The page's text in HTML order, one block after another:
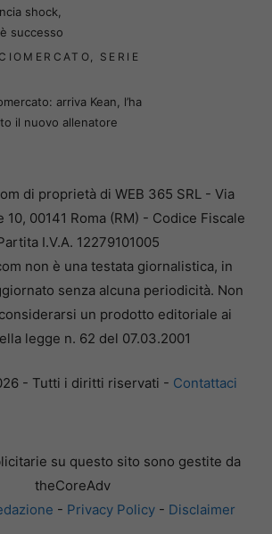
shock,
successo
, SERIE
arriva Kean, l’ha
il nuovo allenatore
di proprietà di WEB 365 SRL - Via
10, 00141 Roma (RM) - Codice Fiscale
I.V.A. 12279101005
non è una testata giornalistica, in
senza alcuna periodicità. Non
un prodotto editoriale ai
legge n. 62 del 07.03.2001
- Tutti i diritti riservati - Contattaci
su questo sito sono gestite da
theCoreAdv
- Privacy Policy - Disclaimer